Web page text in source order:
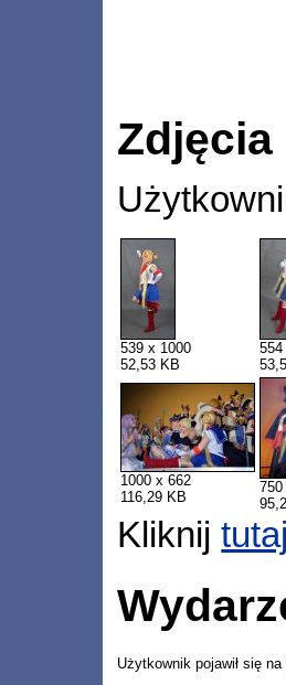
Zdjęcia
539 x 1000
52,53 KB
1000 x 662
116,29 KB
Kliknijtutaj
Użytkownik pojawił się